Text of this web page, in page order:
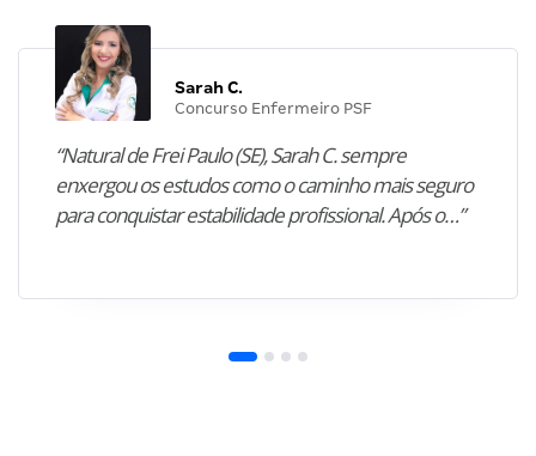
Sarah C.
Concurso Enfermeiro PSF
“Natural de Frei Paulo (SE), Sarah C. sempre
enxergou os estudos como o caminho mais seguro
para conquistar estabilidade profissional. Após o…”